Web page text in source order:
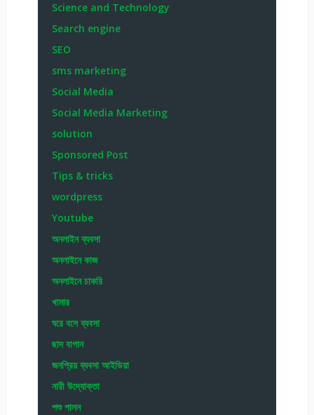
Science and Technology
Search engine
SEO
sms marketing
Social Media
Social Media Marketing
solution
Sponsored Post
Tips & tricks
wordpress
Youtube
অনলাইন ব্যবসা
অনলাইনে কাজ
অনলাইনে চাকরি
খামার
ঘরে বসে ব্যবসা
ছাদ বাগান
জনপ্রিয় ব্যবসা আইডিয়া
নারী উদ্যোক্তা
পশু পালন